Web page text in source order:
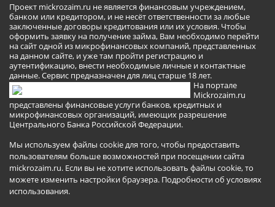
Проект mickrozaim.ru не является финансовым учреждением,
банком или кредитором, и не несёт ответственности за любые
заключенные договоры кредитования или их условия. Чтобы
оформить заявку на получение займа, Вам необходимо перейти
на сайт одной из микрофинансовых компаний, представленных
на данном сайте, и уже там пройти регистрацию и
аутентификацию, внести необходимые личные и контактные
данные. Сервис предназначен для лиц старше 18 лет.
На портале
Mickrozaim.ru
представлены финансовые услуги банков, кредитных и
микрофинансовых организаций, имеющих разрешение
Центрального Банка Российской Федерации.
Мы используем файлы cookie для того, чтобы предоставить
пользователям больше возможностей при посещении сайта
mickrozaim.ru. Если вы не хотите использовать файлы cookie, то
можете изменить настройки браузера. Подробности об условиях
использования.